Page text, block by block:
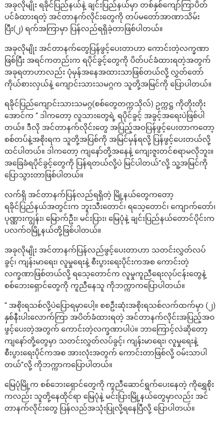
အခုလိုမျိုး ရခိုင်ပြည်နယ်နဲ့ ချင်းပြည်နယ်မှာ တစ်နှစ်ကျော်ကြာပိတ်
ပင်ခံထားရတဲ့ အင်တာနက်လိုင်းတွေကို တပ်မတော်အာဏာသိမ်း
ပြီး(၂) ရက်အကြာမှာ ပြန်လည်ရရှိခဲ့တာဖြစ်ပါတယ်။
အခုလိုမျိုး အင်တာနက်တွေပြန်ဖွင့်ပေးတာဟာ ကောင်းတဲ့လက္ခဏာ
ဖြစ်ပြီး အရင်ကတည်းက ရပိုင်ခွင့်တွေကို ပိတ်ပင်ခံထားရတဲ့အတွက်
အခုရတာဟာလည်း ပုံမှန်အနေအထားသာဖြစ်တယ်လို့ လွှတ်တော်
ကိုယ်စားလှယ်နဲ့ ကျောင်းသားသမဂ္ဂက သူတို့အမြင်ကို ပြောပါတယ်။
ရခိုင်ပြည်ကျောင်းသားသမဂ္ဂ(စစ်တွေတက္ကသိုလ်) ဥက္ကဋ္ဌ ကိုတိုးတိုး
အောင်က “ ဒါကတော့ လူသားတွေရဲ့ ရပိုင်ခွင့် အခွင့်အရေးပဲဖြစ်ပါ
တယ်။ ဒီလို အင်တာနက်လိုင်းတွေ အပြည့်အဝပြန်ဖွင့်ပေးတာကတော့
စစ်တပ်နဲ့အစိုးရက သူတို့အပြစ်ကို အမြင်မှန်ရလို့ ပြန်ဖွင့်ပေးတယ်လို့
ထင်ပါတယ်။ ဒါကတော့ ကျနော်တို့အနေနဲ့ ကျေးဇူးတင်စရာမလိုဘူး။
အခြေခံရပိုင်ခွင့်တွေကို ပြန်ရတယ်လို့ပဲ မြင်ပါတယ်”လို့ သူ့အမြင်ကို
ပြောသွားတာဖြစ်ပါတယ်။
လက်ရှိ အင်တာနက်ပြန်လည်ရရှိတဲ့ မြို့နယ်တွေကတော့
ရခိုင်ပြည်နယ်အတွင်းက ဘူးသီးတောင်၊ ရသေ့တောင်၊ ကျောက်တော်၊
ပုဏ္ဏားကျွန်း၊ မြောက်ဦး၊ မင်းပြား၊ မြေပုံနဲ့ ချင်းပြည်နယ်တောင်ပိုင်းက
ပလက်ဝမြို့နယ်တို့ဖြစ်ပါတယ်။
အခုလိုမျိုး အင်တာနက်ပြန်လည်ဖွင့်ပေးတာဟာ သတင်းလွှတ်လပ်
ခွင့်၊ ကျန်းမာရေး၊ လူမှုရေးနဲ့ စီးပွားရေးပိုင်းကအစ ကောင်းတဲ့
လက္ခဏာဖြစ်တယ်လို့ ရသေ့တောင်က လူမှုကူညီရေးလုပ်ငန်းတွေနဲ့
စစ်ဘေးရှောင်တွေကို ကူညီနေသူ ကိုဘက္ကာကပြောပါတယ်။
“ အစိုးရသစ်လို့ပဲပြောရမှာပေါ့။ စစဦးဆုံးအစိုးရသစ်လက်ထက်မှာ (၂)
နှစ်နီးပါးလောက်ကြာ အပိတ်ခံထားရတဲ့ အင်တာနက်လိုင်းအပြည့်အဝ
ဖွင့်ပေးတဲ့အတွက် ကောင်းတဲ့လက္ခဏာပါပဲ။ ဘာကြောင့်လဲဆိုတော့
ကျနော်တို့တွေမှာ သတင်းလွှတ်လပ်ခွင့်၊ ကျန်းမာရေး၊ လူမှုရေးနဲ့
စီးပွားရေးပိုင်ကအစ အားလုံးအတွက် ကောင်းတာဖြစ်လို့ ဝမ်းသာပါ
တယ်”လို့ ကိုဘက္ကာကပြောပါတယ်။
မြေပုံမြို့က စစ်ဘေးရှောင်တွေကို ကူညီဆောင်ရွက်ပေးနေတဲ့ ကိုရွှေစိုး
ကလည်း သူတို့နေထိုင်ရာ မြေပုံနဲ့ မင်းပြားမြို့နယ်တွေမှာလည်း အင်
တာနက်လိုင်းတွေ ပြန်လည်အသုံးပြုလို့ရနေပြီလို့ ပြောပါတယ်။